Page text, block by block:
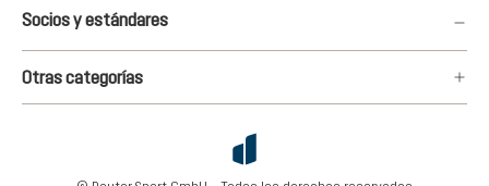
Socios y estándares
Otras categorías